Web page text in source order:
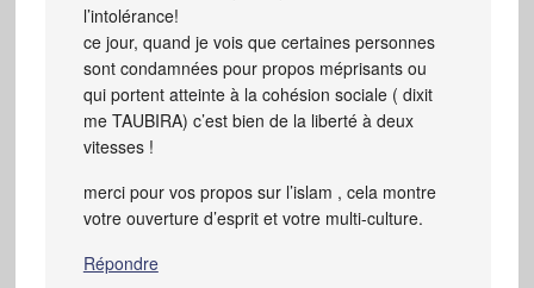
l’intolérance!
ce jour, quand je vois que certaines personnes
sont condamnées pour propos méprisants ou
qui portent atteinte à la cohésion sociale ( dixit
me TAUBIRA) c’est bien de la liberté à deux
vitesses !
merci pour vos propos sur l’islam , cela montre
votre ouverture d’esprit et votre multi-culture.
Répondre